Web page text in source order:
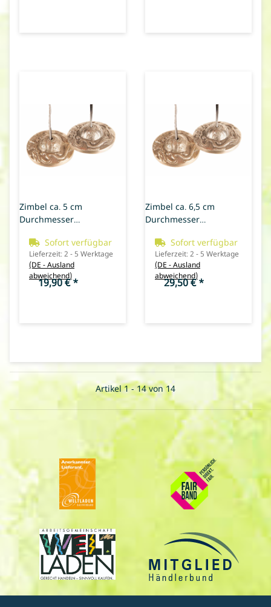
Zimbel ca. 5 cm
Durchmesser
Sofort verfügbar
Lieferzeit:2 - 5 Werktage
(DE - Ausland
abweichend)
19,90 €*
Zimbel ca. 6,5 cm
Durchmesser
Sofort verfügbar
Lieferzeit:2 - 5 Werktage
(DE - Ausland
abweichend)
29,50 €*
Artikel 1 - 14 von 14